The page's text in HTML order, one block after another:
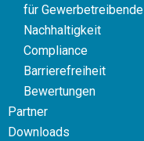
für Gewerbetreibende
Nachhaltigkeit
Compliance
Barrierefreiheit
Bewertungen
Partner
Downloads